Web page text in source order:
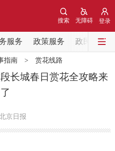
登录
无障碍
搜索
服务 政策服务 政民互动
信息 中央部委动态
信息
指南> 赏花线路
长城春日赏花全攻略来
了
京日报